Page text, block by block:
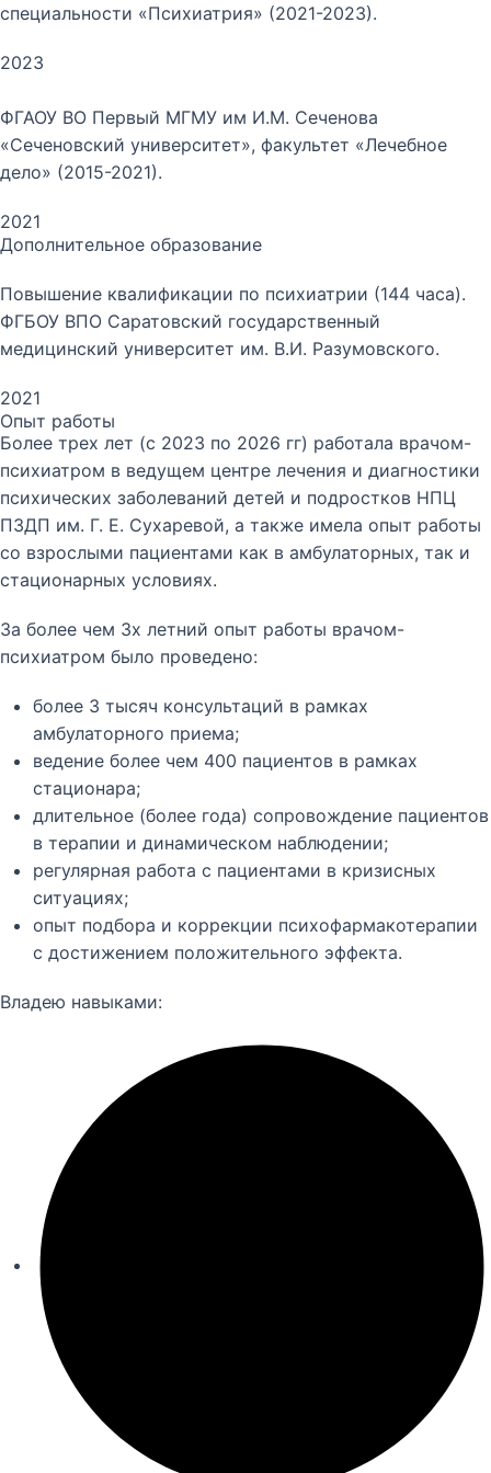
специальности «Психиатрия» (2021-2023).
2023
ФГАОУ ВО Первый МГМУ им И.М. Сеченова
«Сеченовский университет», факультет «Лечебное
дело» (2015-2021).
2021
Дополнительное образование
Повышение квалификации по психиатрии (144 часа).
ФГБОУ ВПО Саратовский государственный
медицинский университет им. В.И. Разумовского.
2021
Опыт работы
Более трех лет (с 2023 по 2026 гг) работала врачом-
психиатром в ведущем центре лечения и диагностики
психических заболеваний детей и подростков НПЦ
ПЗДП им. Г. Е. Сухаревой, а также имела опыт работы
со взрослыми пациентами как в амбулаторных, так и
стационарных условиях.
За более чем 3х летний опыт работы врачом-
психиатром было проведено:
более 3 тысяч консультаций в рамках
амбулаторного приема;
ведение более чем 400 пациентов в рамках
стационара;
длительное (более года) сопровождение пациентов
в терапии и динамическом наблюдении;
регулярная работа с пациентами в кризисных
ситуациях;
опыт подбора и коррекции психофармакотерапии
с достижением положительного эффекта.
Владею навыками: